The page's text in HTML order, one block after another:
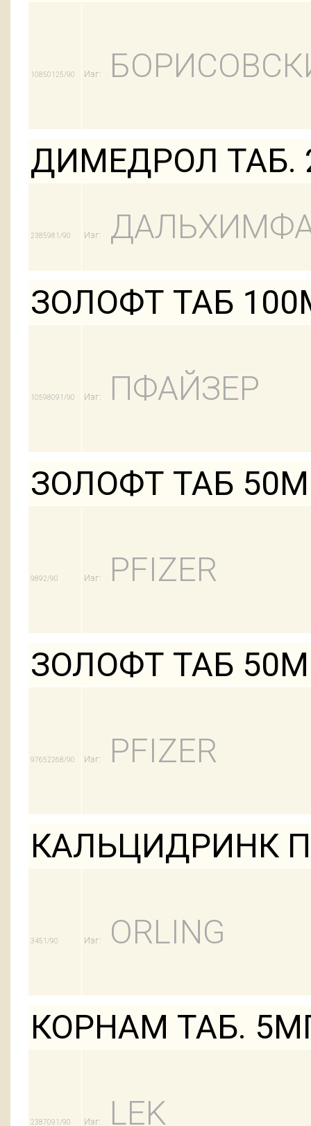
10850125/90 Изг:
ДИМЕДРОЛ ТАБ.
2385981/90 Изг:
ЗОЛОФТ ТАБ
10598091/90 Изг: ПФАЙЗЕР
ЗОЛОФТ ТАБ
9892/90 Изг: PFIZER
ЗОЛОФТ ТАБ
97652268/90 Изг: PFIZER
КАЛЬЦИДРИНК
3451/90 Изг: ORLING
КОРНАМ ТАБ.
2387091/90 Изг: LEK